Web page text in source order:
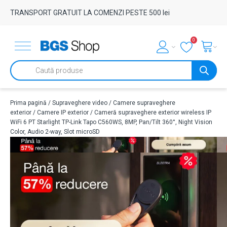
TRANSPORT GRATUIT LA COMENZI PESTE 500 lei
0
Products
search
Prima pagină / Supraveghere video / Camere supraveghere
exterior / Camere IP exterior / Cameră supraveghere exterior wireless IP
WiFi 6 PT Starlight TP-Link Tapo C560WS, 8MP, Pan/Tilt 360°, Night Vision
Color, Audio 2-way, Slot microSD